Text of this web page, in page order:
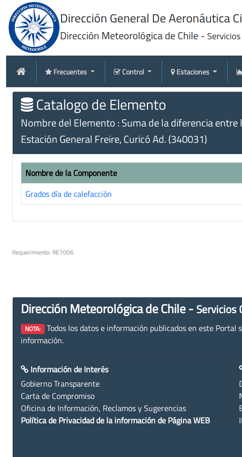
Frecuentes Control Estaciones
Catalogo de Elemento
Nombre del Elemento : Suma de la diferencia
Estación General Freire, Curicó Ad. (340031)
Nombre de la Componente
Grados día de calefacción
Requerimiento: RE7006
Dirección Meteorológica de Chile - Servicios
NOTA: Todos los datos e información publicados en este
información.
Información de Interés
Gobierno Transparente
Carta de Compromiso
Oficina de Información, Reclamos y Sugerencias
Política de Privacidad de la información de Página WEB